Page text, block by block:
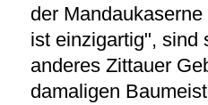
der
ist einzigartig", sind
anderes Zittauer
damaligen